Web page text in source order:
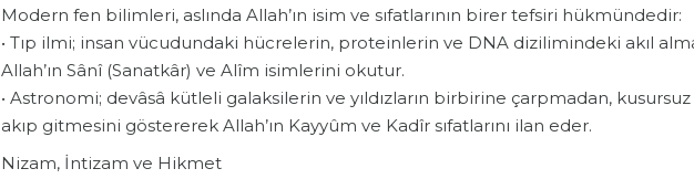
​Modern fen bilimleri, aslında Allah’ın isim ve sıfatlarının birer tefsiri hükmündedir:
• ​Tıp ilmi; insan vücudundaki hücrelerin, proteinlerin ve DNA dizilimindeki akıl
Allah’ın Sânî (Sanatkâr) ve Alîm isimlerini okutur.
• ​Astronomi; devâsâ kütleli galaksilerin ve yıldızların birbirine çarpmadan,
akıp gitmesini göstererek Allah’ın Kayyûm ve Kadîr sıfatlarını ilan eder.
​Nizam, İntizam ve Hikmet